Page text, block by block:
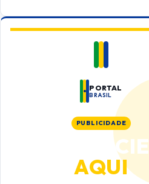
PORTAL
BRASIL
PUBLICIDADE
ANUNCIE
AQUI